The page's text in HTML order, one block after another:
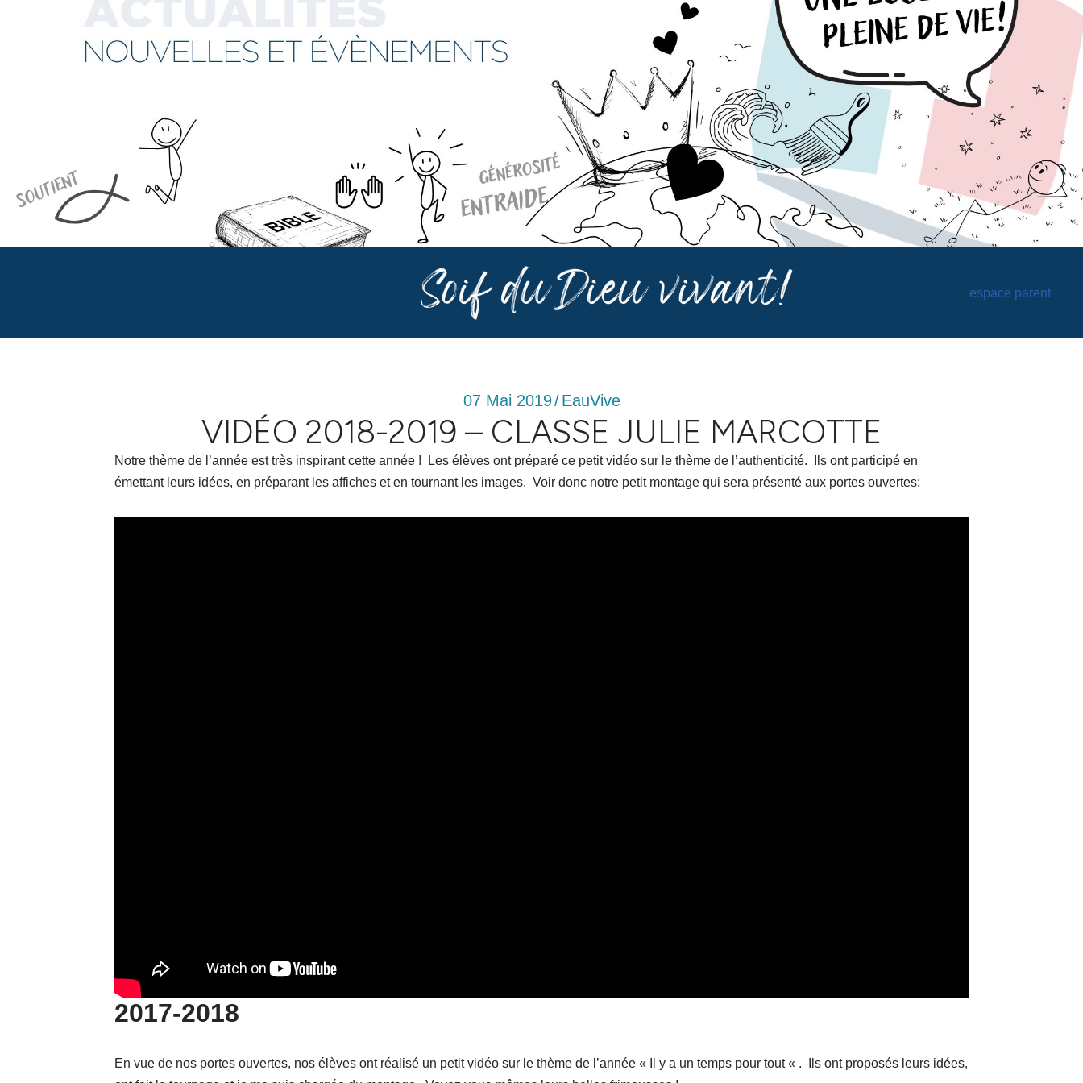
espace parent
07 Mai 2019/ EauVive
VIDÉO 2018-2019 – CLASSE JULIE MARCOTTE
Notre thème de l’année est très inspirant cette année ! Les élèves ont préparé ce petit vidéo sur le thème de l’authenticité. Ils ont participé en
émettant leurs idées, en préparant les affiches et en tournant les images. Voir donc notre petit montage qui sera présenté aux portes ouvertes:
2017-2018
En vue de nos portes ouvertes, nos élèves ont réalisé un petit vidéo sur le thème de l’année « Il y a un temps pour tout « . Ils ont proposés leurs idées,